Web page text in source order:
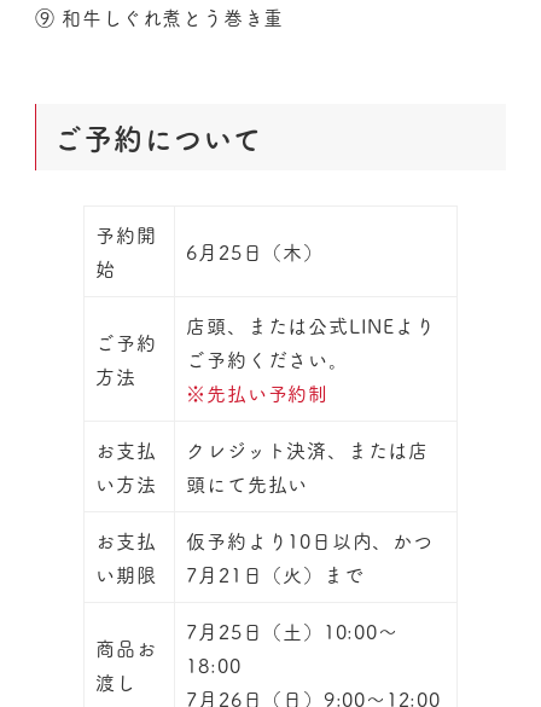
⑨ 和牛しぐれ煮とう巻き重
ご予約について
予約開
始
6月25日（木）
ご予約
方法
店頭、または公式LINEより
ご予約ください。
※先払い予約制
お支払
い方法
クレジット決済、または店
頭にて先払い
お支払
い期限
仮予約より10日以内、かつ
7月21日（火）まで
商品お
渡し
7月25日（土）10:00〜
18:00
7月26日（日）9:00〜12:00